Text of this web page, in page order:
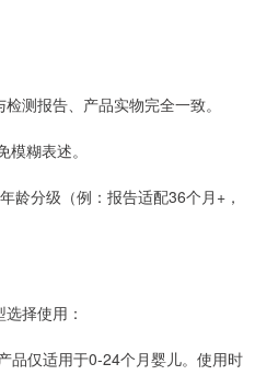
测报告、产品实物完全一致。
糊表述。
龄分级（例：报告适配36个月+，
择使用：
品仅适用于0-24个月婴儿。使用时